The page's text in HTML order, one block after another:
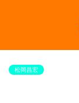
松岡昌宏